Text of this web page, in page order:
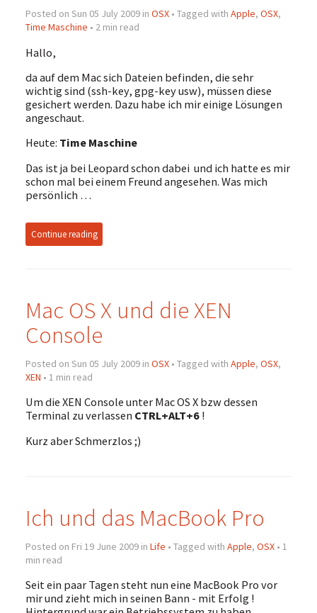
Posted on Sun 05 July 2009 in OSX• Tagged with Apple, OSX,
Time Maschine • 2 min read
Hallo,
da auf dem Mac sich Dateien befinden, die sehr
wichtig sind (ssh-key, gpg-key usw), müssen diese
gesichert werden. Dazu habe ich mir einige Lösungen
angeschaut.
Heute: Time Maschine
Das ist ja bei Leopard schon dabei und ich hatte es mir
schon mal bei einem Freund angesehen. Was mich
persönlich …
Continue reading
Mac OS X und die XEN
Console
Posted on Sun 05 July 2009 in OSX• Tagged with Apple, OSX,
XEN • 1 min read
Um die XEN Console unter Mac OS X bzw dessen
Terminal zu verlassen CTRL+ALT+6!
Kurz aber Schmerzlos ;)
Ich und das MacBook Pro
Posted on Fri 19 June 2009 in Life • Tagged with Apple, OSX• 1
min read
Seit ein paar Tagen steht nun eine MacBook Pro vor
mir und zieht mich in seinen Bann - mit Erfolg !